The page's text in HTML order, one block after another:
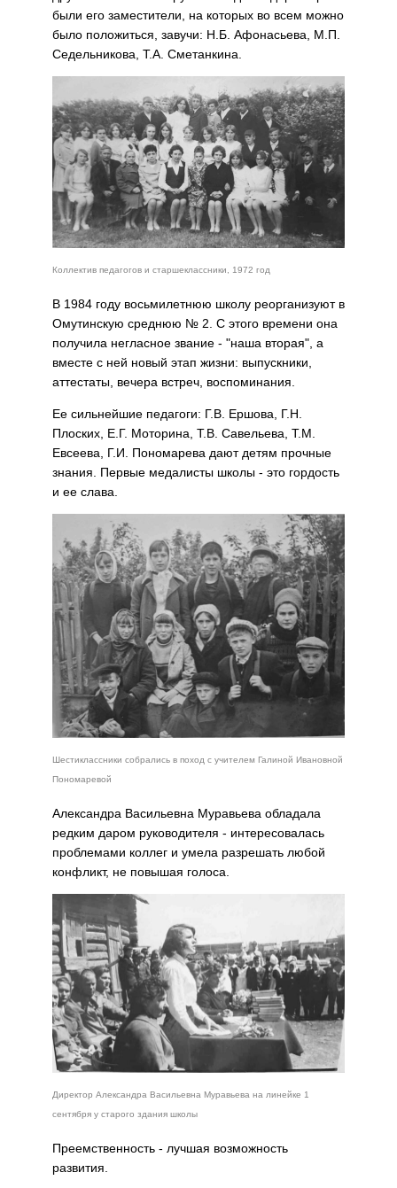
были его заместители, на которых во всем можно
было положиться, завучи: Н.Б. Афонасьева, М.П.
Седельникова, Т.А. Сметанкина.
Коллектив педагогов и старшеклассники, 1972 год
В 1984 году восьмилетнюю школу реорганизуют в
Омутинскую среднюю № 2. С этого времени она
получила негласное звание - "наша вторая", а
вместе с ней новый этап жизни: выпускники,
аттестаты, вечера встреч, воспоминания.
Ее сильнейшие педагоги: Г.В. Ершова, Г.Н.
Плоских, Е.Г. Моторина, Т.В. Савельева, Т.М.
Евсеева, Г.И. Пономарева дают детям прочные
знания. Первые медалисты школы - это гордость
и ее слава.
Шестиклассники собрались в поход с учителем Галиной Ивановной
Пономаревой
Александра Васильевна Муравьева обладала
редким даром руководителя - интересовалась
проблемами коллег и умела разрешать любой
конфликт, не повышая голоса.
Директор Александра Васильевна Муравьева на линейке 1
сентября у старого здания школы
Преемственность - лучшая возможность
развития.